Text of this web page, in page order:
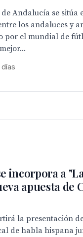
Andalucía se sitúa
los andaluces y
por el mundial de
incorpora a
apuesta de
la presentación
de habla hispana